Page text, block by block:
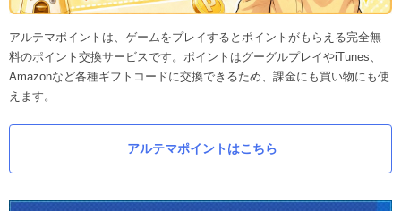
アルテマポイントは、ゲームをプレイするとポイントがもらえる完全無
料のポイント交換サービスです。ポイントはグーグルプレイやiTunes、
Amazonなど各種ギフトコードに交換できるため、課金にも買い物にも使
えます。
アルテマポイントはこちら